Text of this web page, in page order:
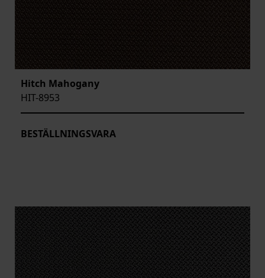
Hitch Mahogany
HIT-8953
BESTÄLLNINGSVARA